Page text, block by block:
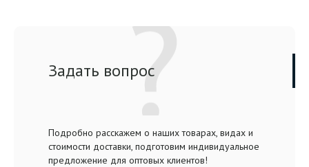
Задать вопрос
Подробно расскажем о наших товарах, видах и
стоимости доставки, подготовим индивидуальное
предложение для оптовых клиентов!